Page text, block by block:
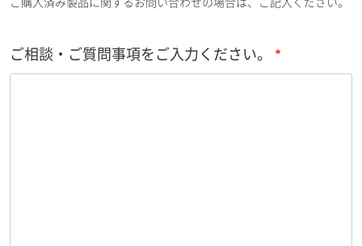
ご相談・ご質問事項をご入力ください。